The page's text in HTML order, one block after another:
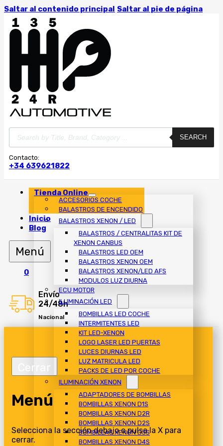
Saltar al contenido principal Saltar al pie de página
Búsqueda
de
productos
SEARCH
Contacto:
+34 639621822
Tienda Online
ACCESORIOS COCHE
BALASTROS DE ENCENDIDO
BALASTROS XENON / LED
BALASTROS / CENTRALITAS KIT DE
XENON CANBUS
BALASTROS LED OEM
BALASTROS XENON OEM
BALASTROS XENON/LED AFS
MODULOS LUZ DIURNA
ECU MOTOR
ILUMINACIÓN LED
BOMBILLAS LED COCHE
INTERMITENTES LED
KIT LED-XENON
LOGO LASER LED PUERTAS
LUCES DIURNAS LED
LUZ MATRICULA LED
PACKS DE LED POR COCHE
ILUMINACIÓN XENON
ADAPTADORES DE BOMBILLAS
BOMBILLAS XENON D1S
BOMBILLAS XENON D2R
BOMBILLAS XENON D2S
BOMBILLAS XENON D3S
BOMBILLAS XENON D4S
Inicio
Blog
0
Envío
24/48h
Nacional
Menú
Selecciona la sección debajo o pulsa la X para
cerrar.